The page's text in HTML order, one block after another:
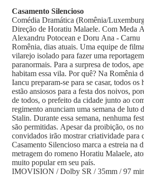
Casamento Silencioso
Comédia Dramática (Romênia/
Direção de Horatiu Malaele. Com Meda
Alexandru Potocean e Doru Ana - Carnu
Romênia, dias atuais. Uma equipe de
vilarejo isolado para fazer uma
paranormais. Para a surpresa de todos,
habitam essa vila. Por quê? Na Romênia
Iancu preparam-se para se casar, todos os
estão ansiosos para a festa dos noivos,
de todos, o prefeito da cidade junto ao
regimento anunciam uma semana de luto
Stalin. Durante essa semana, nenhuma
são permitidas. Apesar da proibição, os
convidados irão mostrar criatividade para
Casamento Silencioso marca a estreia na
metragem do romeno Horatiu Malaele,
muito popular em seu país.
IMOVISION / Dolby SR / 35mm / 97